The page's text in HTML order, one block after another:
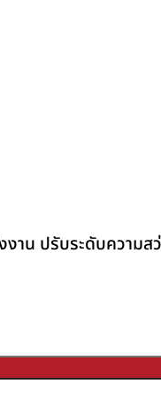
น ปรับระดับความสว่